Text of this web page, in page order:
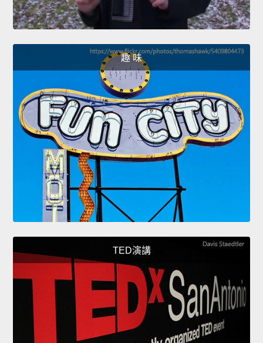
趣 味
TED演講